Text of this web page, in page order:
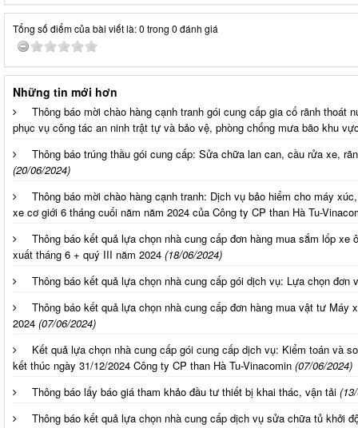
Tổng số điểm của bài viết là: 0 trong 0 đánh giá
Những tin mới hơn
Thông báo mời chào hàng cạnh tranh gói cung cấp gia cố rãnh thoát
phục vụ công tác an ninh trật tự và bảo vệ, phòng chống mưa bão khu
Thông báo trúng thầu gói cung cấp: Sửa chữa lan can, cầu rửa xe,
(20/06/2024)
Thông báo mời chào hàng cạnh tranh: Dịch vụ bảo hiểm cho máy
xe cơ giới 6 tháng cuối năm năm 2024 của Công ty CP than Hà Tu-
Thông báo kết quả lựa chọn nhà cung cấp đơn hàng mua sắm lốp xe
xuất tháng 6 + quý III năm 2024 (18/06/2024)
Thông báo kết quả lựa chọn nhà cung cấp gói dịch vụ: Lựa chọn đơn
Thông báo kết quả lựa chọn nhà cung cấp đơn hàng mua vật tư
2024 (07/06/2024)
Kết quả lựa chọn nhà cung cấp gói cung cấp dịch vụ: Kiểm toán và
kết thúc ngày 31/12/2024 Công ty CP than Hà Tu-Vinacomin (07/06/2024)
Thông báo lấy báo giá tham khảo đầu tư thiết bị khai thác, vận tải
Thông báo kết quả lựa chọn nhà cung cấp dịch vụ sửa chữa tủ khởi